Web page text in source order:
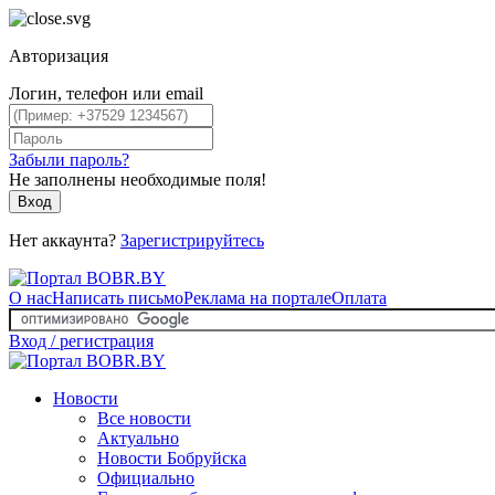
Авторизация
Логин, телефон или email
Забыли пароль?
Не заполнены необходимые поля!
Вход
Нет аккаунта? Зарегистрируйтесь
О насНаписать письмоРеклама на порталеОплата
Вход / регистрация
Новости
Все новости
Актуально
Новости Бобруйска
Официально